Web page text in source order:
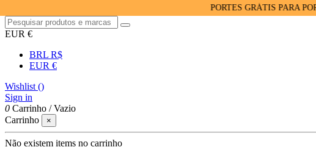
PORTES GRÁTIS PARA PORTUGAL
EUR €
BRL R$
EUR €
Wishlist ()
Sign in
0 Carrinho /Vazio
Carrinho
×
Não existem items no carrinho